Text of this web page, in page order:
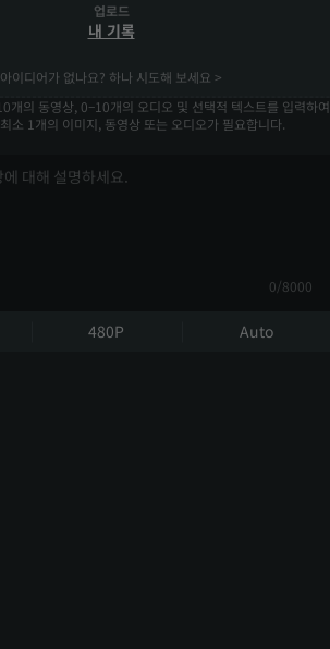
업로드
내 기록
아이디어가 없나요? 하나 시도해 보세요 >
개의 동영상, 0–10개의 오디오 및 선택적 텍스트를 입력하여
소 1개의 이미지, 동영상 또는 오디오가 필요합니다.
0/8000
480P Auto